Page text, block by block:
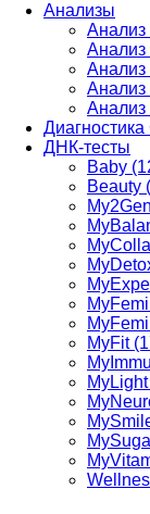
Анализы
Анализ
Анализ
Анализ
Анализ
Анализ
ДНК-тесты
Baby
Beauty
MyFit